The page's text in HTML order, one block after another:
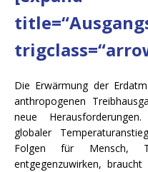
Die Erwärmung der
anthropogenen
neue
globaler
Folgen für Mensch,
entgegenzuwirken,